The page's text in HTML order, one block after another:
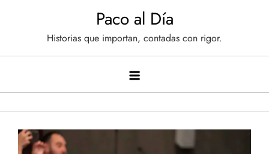
Paco al Día
Historias que importan, contadas con rigor.